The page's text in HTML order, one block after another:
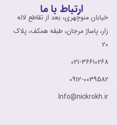
ارتباط با ما
خیابان منوچهری، بعد از تقاطع لاله
زار، پاساژ مرجان، طبقه همکف، پلاک
20
021-36610268
0912-0039582
Info@nickrokh.ir